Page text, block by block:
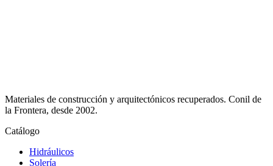
Materiales de construcción y arquitectónicos recuperados. Conil de
la Frontera, desde 2002.
Catálogo
Hidráulicos
Solería